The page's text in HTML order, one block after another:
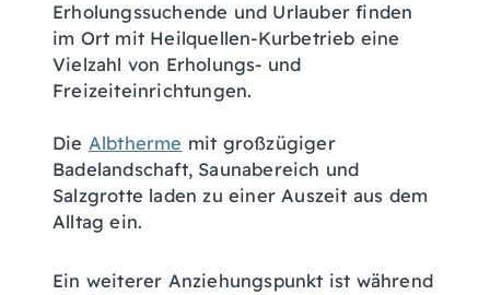
Erholungssuchende und Urlauber finden
im Ort mit Heilquellen-Kurbetrieb eine
Vielzahl von Erholungs- und
Freizeiteinrichtungen.
Die Albtherme mit großzügiger
Badelandschaft, Saunabereich und
Salzgrotte laden zu einer Auszeit aus dem
Alltag ein.
Ein weiterer Anziehungspunkt ist während